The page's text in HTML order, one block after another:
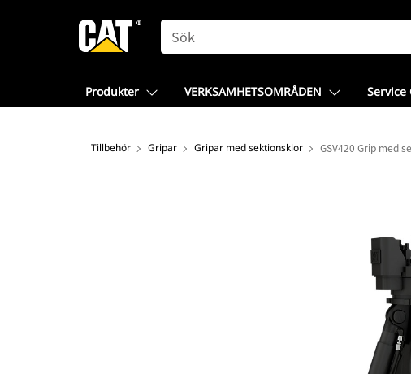
SEARCH
Produkter VERKSAMHETSOMRÅDEN Service
Tillbehör Gripar Gripar med sektionsklor GSV420 Grip med